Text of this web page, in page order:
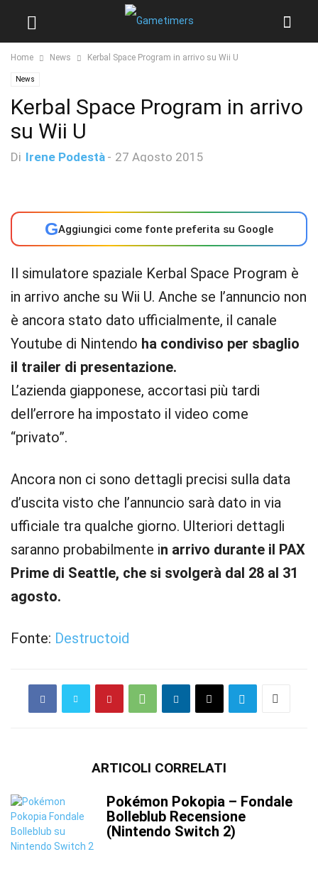
Home News Kerbal Space Program in arrivo su Wii U
News
Kerbal Space Program in arrivo
su Wii U
Di Irene Podestà - 27 Agosto 2015
GAggiungici come fonte preferita su Google
Il simulatore spaziale Kerbal Space Program è
in arrivo anche su Wii U. Anche se l’annuncio non
è ancora stato dato ufficialmente, il canale
Youtube di Nintendo ha condiviso per sbaglio
il trailer di presentazione.
L’azienda giapponese, accortasi più tardi
dell’errore ha impostato il video come
“privato”.
Ancora non ci sono dettagli precisi sulla data
d’uscita visto che l’annuncio sarà dato in via
ufficiale tra qualche giorno. Ulteriori dettagli
saranno probabilmente in arrivo durante il PAX
Prime di Seattle, che si svolgerà dal 28 al 31
agosto.
Fonte: Destructoid
ARTICOLI CORRELATI
Pokémon Pokopia – Fondale
Bolleblub Recensione
(Nintendo Switch 2)